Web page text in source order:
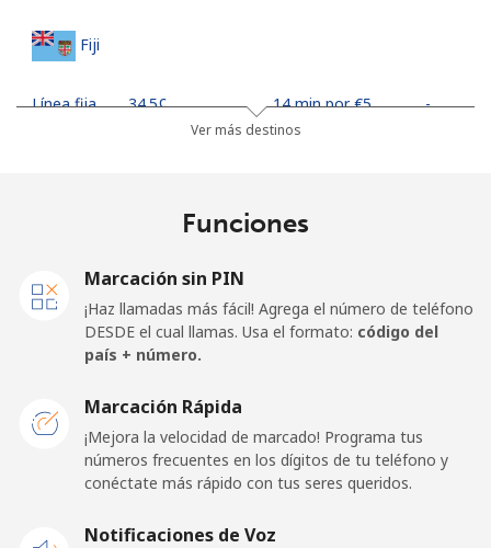
Fiji
Línea fija ⁦34.5¢⁩ 14 min por ⁦€5⁩ -
Línea fija ⁦34.5¢⁩
⁦33.5¢⁩ 14 min por ⁦€5⁩ ⁦10¢⁩
Línea fija ⁦1.5¢⁩ 333 min por ⁦€5⁩
⁦2.3¢⁩ 217 min por ⁦€5⁩
Ver más destinos
Funciones
Marcación sin PIN
¡Haz llamadas más fácil! Agrega el número de teléfono
DESDE el cual llamas. Usa el formato: código del
país + número.
Marcación Rápida
¡Mejora la velocidad de marcado! Programa tus
números frecuentes en los dígitos de tu teléfono y
conéctate más rápido con tus seres queridos.
Notificaciones de Voz